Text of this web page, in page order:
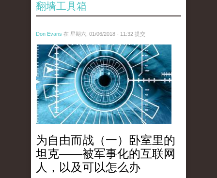
翻墙工具箱
Don Evans 在 星期六, 01/06/2018 - 11:32 提交
wechatimg819.jpeg
为自由而战（一）卧室里的
坦克——被军事化的互联网
人，以及可以怎么办